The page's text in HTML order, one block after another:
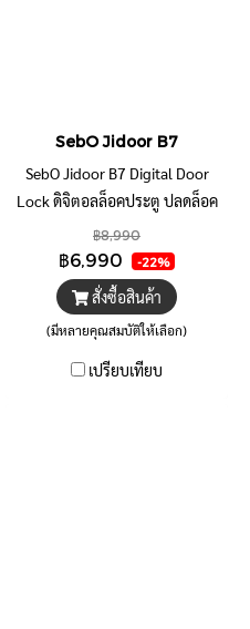
SebO Jidoor B7
SebO Jidoor B7 Digital Door
Lock ดิจิตอลล็อคประตู ปลดล็อค
ด้วย ใ0บ.หน้า ลายนิ้วมือ รหัส บัตร
แอพ รีโมท กุญแจ ติดตั้งง่าย ไร้
สาย
฿8,990
฿6,990 -22%
สั่งซื้อสินค้า
(มีหลายคุณสมบัติให้เลือก)
เปรียบเทียบ